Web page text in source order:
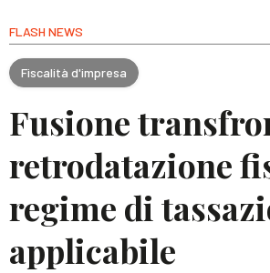
FLASH NEWS
Fiscalità d'impresa
Fusione
retrodatazione
regime di
applicabile